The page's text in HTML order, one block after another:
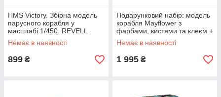
HMS Victory. Збірна модель
парусного корабля у
масштабі 1/450. REVELL
05819
Немає в наявності
899 ₴
Подарунковий набір: модель
корабля Mayflower з
фарбами, кистями та клеєм +
постер. REVELL 05684
Немає в наявності
1 995 ₴